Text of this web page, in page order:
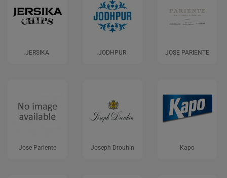
JERSIKA JODHPUR JOSE PARIENTE
Jose Pariente Joseph Drouhin Kapo